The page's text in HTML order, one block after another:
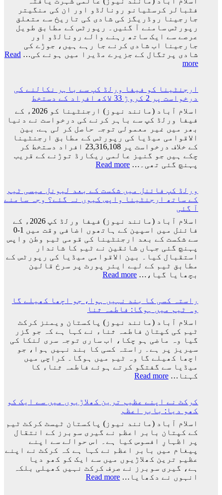
فٹبالر کرسٹیانو رونالڈو اور ان کی منگیتر
جارجینا روڈریگز کی شادی کی تاریخ سے متعلق
رپورٹس سامنے آ گئیں۔ رپورٹس کے مطابق طویل
عرصے سے ایک ساتھ رہنے والے رونالڈو اور
جارجینا اب شادی کرنے جا رہے ہیں، جوڑے کی
شادی پرتگال کے جزیرے مڈیرا میں ہونے کی… Read
more
:
اور
جارجینا
روڈریگز
کی
شادی
کی
تاریخ
سامنے
آ
گئی
ارجنٹینا کو فیفا ورلڈ کپ سے باہر نکالنے کی
درخواست پر 2 کروڑ 33 لاکھ افراد کے دستخط
اسلام آباد (مانند نیوز) ارجنٹینا کو 2026ء کے
فیفا ورلڈ کپ سے باہر کرنے کی درخواست نے دنیا
بھر میں غیر معمولی توجہ حاصل کر لی ہے. بین
الاقوامی میڈیا کی رپورٹس کے مطابق ارجنٹینا
کے خلاف درخواست پر 23,316,108 افراد دستخط کر
چکے ہیں جو گنیز عالمی ریکارڈ توڑنے کے قریب
پہنچ گئی تھی۔… Read more
:
فیفا
ورلڈ
باہر
نکالنے
کی
درخواست
پر
2
لاکھ
افراد
کے
دستخط
ورلڈ کپ فائنل میں شکست کے بعد لیونل میسی ٹیم
کے ساتھ ارجنٹینا واپس کیوں نہ گئے؟ وجہ سامنے
آ گئی
اسلام آباد (مانند نیوز) فیفا ورلڈ کپ 2026ء کے
فائنل میں اسپین کے ہاتھوں اضافی وقت میں 1-0
سے شکست کے بعد ارجنٹینا کی قومی ٹیم وطن واپس
پہنچ گئی جہاں شائقین نے ٹیم کا شاندار
استقبال کیا۔ بین الاقوامی میڈیا کی رپورٹس کے
مطابق ٹیم کے لیے ایئر پورٹ پر سرخ قالین
بچھایا گیا،… Read more
:
فائنل
میں
شکست
کے
بعد
لیونل
میسی
ٹیم
کے
واپس
کیوں
گئے؟
وجہ
سامنے
آ
گئی
راستہ کسی کا بند نہیں ہوا، جو اچھا کھیلے گا
وہ ٹیم میں ہوگا: فاطمہ ثنا
اسلام آباد (مانند نیوز) پاکستان ویمنز کرکٹ
ٹیم کی کپتان فاطمہ ثناء نے کہا ہے کہ جو گزر
گیا وہ ماضی ہو چکا، اب ساری توجہ سری لنکا کی
سیریز پر ہے۔ راستہ کسی کا بند نہیں ہوا، جو
اچھا کھیلے گا وہ ٹیم میں ہوگا۔ کراچی میں
میڈیا سے گفتگو کرتے ہوئے فاطمہ ثناء کا
کہنا… Read more
:
کا
بند
ہوا،
جو
اچھا
کھیلے
گا
وہ
ٹیم
کرکٹ نے اپنے عظیم ترین کھلاڑیوں میں سے ایک کو
کھو دیا: بابر اعظم
اسلام آباد (مانند نیوز) پاکستان ٹیسٹ کرکٹ ٹیم
کے کپتان بابر اعظم نے گیری سوبرز کے انتقال
پر اظہارِ افسوس کیا ہے۔ اس حوالے سے اپنے
پیغام میں بابر اعظم نے کہا ہے کہ کرکٹ نے اپنے
عظیم ترین کھلاڑیوں میں سے ایک کو کھو دیا
ہے، گیری سوبرز نے صرف کرکٹ نہیں کھیلی بلکہ
انہوں نے دکھایا… Read more
: